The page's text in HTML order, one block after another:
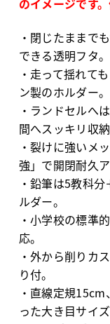
のイメージです
・閉じたままで
できる透明フタ。
・走って揺れて
ン製のホルダー。
・ランドセルへ
間へスッキリ収納
・裂けに強いメ
強」で開閉耐久ア
・鉛筆は5教科
ルダー。
・小学校の標準
応。
・外から削りカ
り付。
・直線定規
った大き目サイ